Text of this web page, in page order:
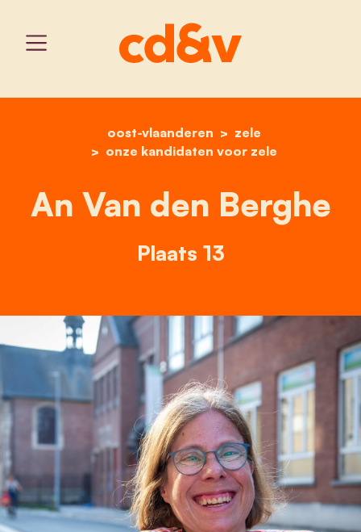
home
oost-vlaanderen
zele
onze kandidaten voor zele
an van den berghe
An Van den Berghe
Plaats 13